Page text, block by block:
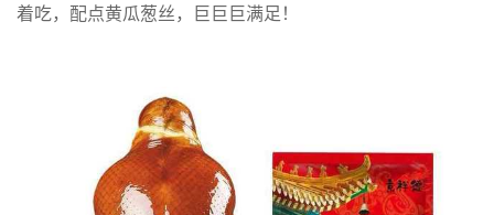
着吃，配点黄瓜葱丝，巨巨巨满足！